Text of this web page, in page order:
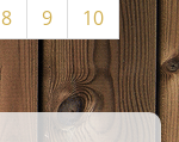
8 9
10